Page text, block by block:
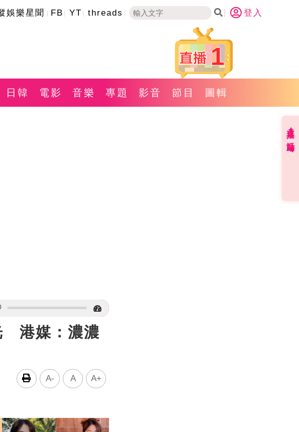
娛樂星聞 FB YT threads 登入
1
日韓 電影 音樂 專題 影音 節目 圖輯
港媒：濃濃
A- A A+
直播✦活動